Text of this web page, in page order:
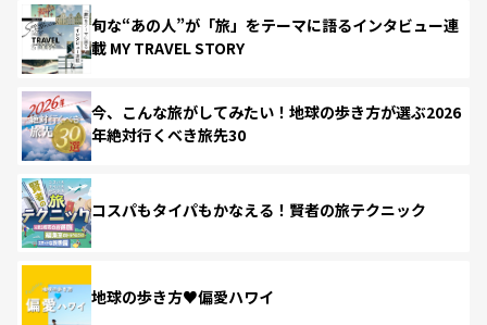
旬な“あの人”が「旅」をテーマに語るインタビュー連
載 MY TRAVEL STORY
今、こんな旅がしてみたい！地球の歩き方が選ぶ2026
年絶対行くべき旅先30
コスパもタイパもかなえる！賢者の旅テクニック
地球の歩き方♥偏愛ハワイ